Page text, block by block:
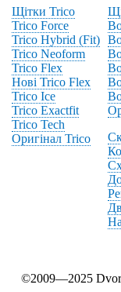
Щітки Trico
Trico Force
Trico Hybrid (Fit)
Trico Neoform
Trico Flex
Нові Trico Flex
Trico Ice
Trico Exactfit
Trico Tech
Оригінал Trico
©2009—2025